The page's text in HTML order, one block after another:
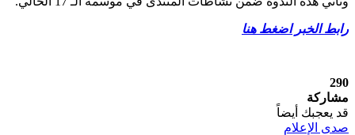
رابط الخبر اضغط هنا
290
مشاركة
قد يعجبك أيضاً
صدى الإعلام